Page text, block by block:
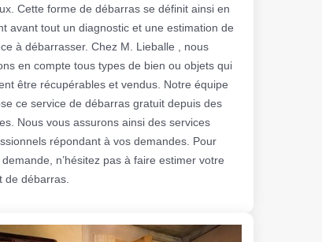
Cette forme de débarras se définit ainsi en
avant tout un diagnostic et une estimation de
à débarrasser. Chez M. Lieballe , nous
en compte tous types de bien ou objets qui
être récupérables et vendus. Notre équipe
ce service de débarras gratuit depuis des
Nous vous assurons ainsi des services
répondant à vos demandes. Pour
n’hésitez pas à faire estimer votre
de débarras.